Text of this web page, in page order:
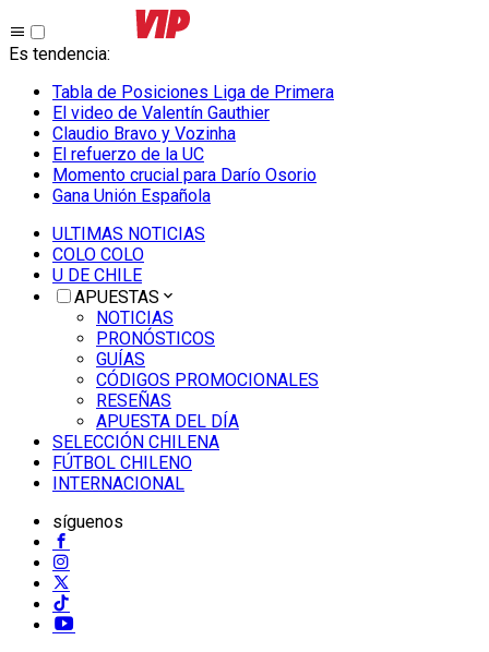
Es tendencia:
Tabla de Posiciones Liga de Primera
El video de Valentín Gauthier
Claudio Bravo y Vozinha
El refuerzo de la UC
Momento crucial para Darío Osorio
Gana Unión Española
ULTIMAS NOTICIAS
COLO COLO
U DE CHILE
APUESTAS
NOTICIAS
PRONÓSTICOS
GUÍAS
CÓDIGOS PROMOCIONALES
RESEÑAS
APUESTA DEL DÍA
SELECCIÓN CHILENA
FÚTBOL CHILENO
INTERNACIONAL
síguenos